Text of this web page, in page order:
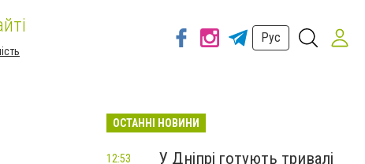
Рус
ОСТАННІ НОВИНИ
У Дніпрі готують тривалі
12:53